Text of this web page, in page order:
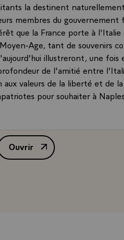
la destinent naturellement.
membres du gouvernement
que la France porte à l'Italie
Age, tant de souvenirs
illustreront, une fois
de l'amitié entre
valeurs de la liberté et de la
pour souhaiter à
Ouvrir
Message de M. François